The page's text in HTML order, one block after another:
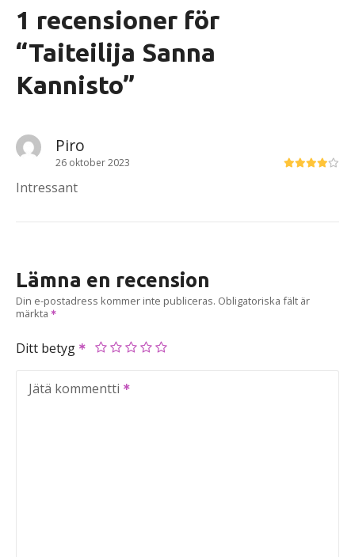
1 recensioner för
“Taiteilija Sanna
Kannisto”
Piro
26 oktober 2023
Intressant
Lämna en recension
Din e-postadress kommer inte publiceras. Obligatoriska fält är
märkta
Ditt betyg
Jätä kommentti